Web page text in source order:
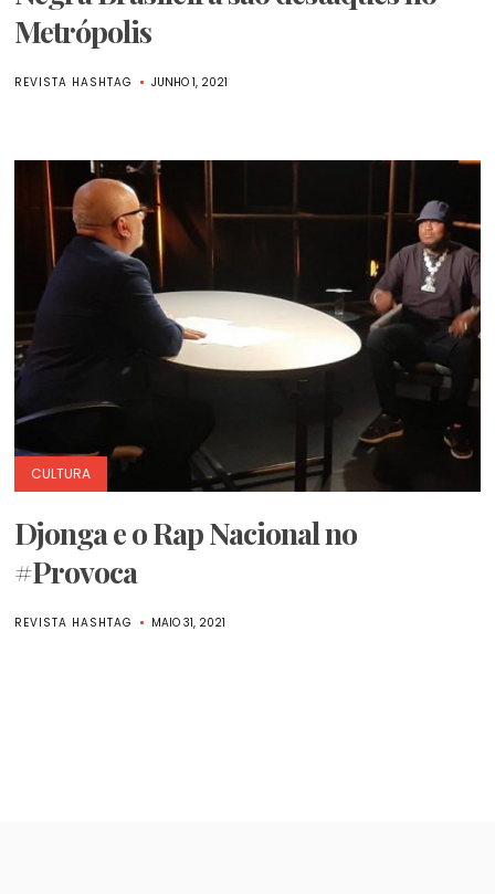
Metrópolis
REVISTA HASHTAG JUNHO 1, 2021
CULTURA
Djonga e o Rap Nacional no
#Provoca
REVISTA HASHTAG MAIO 31, 2021